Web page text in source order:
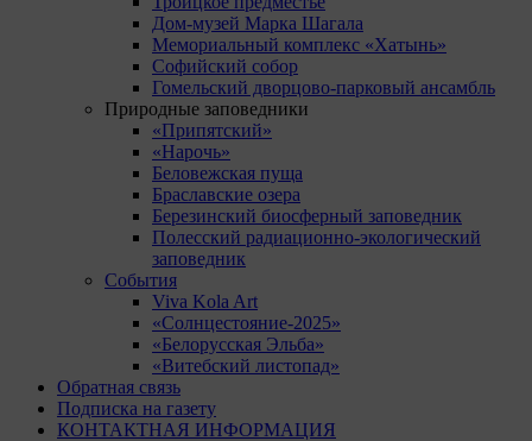
Дом-музей Марка Шагала
Мемориальный комплекс «Хатынь»
Софийский собор
Гомельский дворцово-парковый ансамбль
Природные заповедники
«Припятский»
«Нарочь»
Беловежская пуща
Браславские озера
Березинский биосферный заповедник
Полесский радиационно-экологический
заповедник
События
Viva Kola Art
«Солнцестояние-2025»
«Белорусская Эльба»
«Витебский листопад»
Обратная связь
Подписка на газету
КОНТАКТНАЯ ИНФОРМАЦИЯ